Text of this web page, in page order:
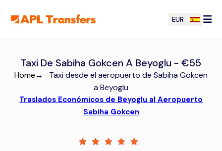
EUR
Taxi De Sabiha Gokcen A Beyoglu - €55
Home→
Taxi desde el aeropuerto de Sabiha Gokcen
a Beyoglu
Traslados Económicos de Beyoglu al Aeropuerto
Sabiha Gokcen